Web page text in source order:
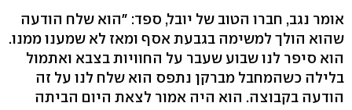
אומר נגב, חברו הטוב של יובל, ספד: "הוא שלח הודעה
שהוא הולך למשימה בגבעת אסף ומאז לא שמענו ממנו.
הוא סיפר לנו שבוע שעבר על החוויות בצבא ואתמול
בלילה כשהמחבל מברקן נתפס הוא שלח לנו על זה
הודעה בקבוצה. הוא היה אמור לצאת היום הביתה